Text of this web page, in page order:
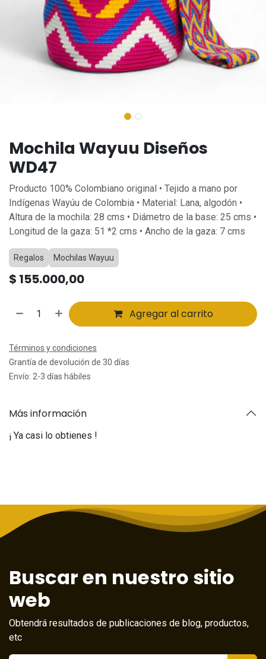
Mochila Wayuu Diseños
WD47
Producto 100% Colombiano original • Tejido a mano por
Indígenas Wayúu de Colombia • Material: Lana, algodón •
Altura de la mochila: 28 cms • Diámetro de la base: 25 cms •
Longitud de la gaza: 51 *2 cms • Ancho de la gaza: 7 cms
Regalos Mochilas Wayuu
$ 155.000,00
Agregar al carrito
Términos y condiciones
Grantía de devolución de 30 días
Envío: 2-3 días hábiles
Más información
¡ Ya casi lo obtienes !
Buscar en nuestro sitio
web
Obtendrá resultados de publicaciones de blog, productos,
etc